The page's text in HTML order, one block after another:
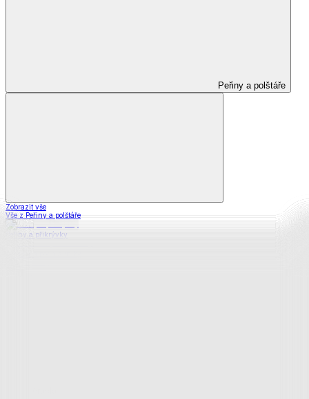
Peřiny a polštáře
Zobrazit vše
Vše z Peřiny a polštáře
Peřiny a přikrývky